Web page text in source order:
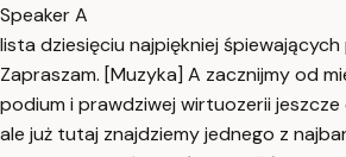
Speaker A
lista dziesięciu najpiękniej
Zapraszam. [Muzyka] A zacznijmy od
podium i prawdziwej wirtuozerii
ale już tutaj znajdziemy jednego z